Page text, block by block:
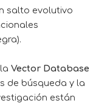
salto evolutivo
Vector Database
de búsqueda y la
están